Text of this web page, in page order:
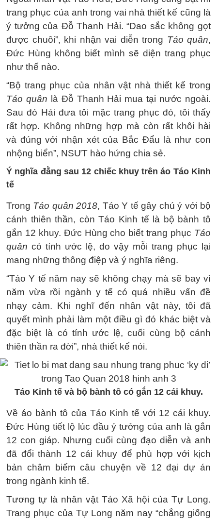
trang phục của anh trong vai nhà thiết kế cũng là
ý tưởng của Đỗ Thanh Hải. “Dao sắc không gọt
được chuôi”, khi nhận vai diễn trong Táo quân,
Đức Hùng không biết mình sẽ diện trang phục
như thế nào.
“Bộ trang phục của nhân vật nhà thiết kế trong
Táo quân là Đỗ Thanh Hải mua tại nước ngoài.
Sau đó Hải đưa tôi mặc trang phục đó, tôi thấy
rất hợp. Không những hợp mà còn rất khôi hài
và đúng với nhận xét của Bắc Đẩu là như con
nhộng biển”, NSƯT hào hứng chia sẻ.
Ý nghĩa đằng sau 12 chiếc khuy trên áo Táo Kinh
tế
Trong Táo quân 2018, Táo Y tế gây chú ý với bộ
cánh thiên thần, còn Táo Kinh tế là bộ bành tô
gắn 12 khuy. Đức Hùng cho biết trang phục Táo
quân có tính ước lệ, do vậy mỗi trang phục lại
mang những thông điệp và ý nghĩa riêng.
“Táo Y tế năm nay sẽ không chạy mà sẽ bay vì
năm vừa rồi ngành y tế có quá nhiều vấn đề
nhạy cảm. Khi nghĩ đến nhân vật này, tôi đã
quyết mình phải làm một điều gì đó khác biệt và
đặc biệt là có tính ước lệ, cuối cùng bộ cánh
thiên thần ra đời”, nhà thiết kế nói.
Táo Kinh tế và bộ bành tô có gắn 12 cái khuy.
Về áo bành tô của Táo Kinh tế với 12 cái khuy.
Đức Hùng tiết lộ lúc đầu ý tưởng của anh là gắn
12 con giáp. Nhưng cuối cùng đạo diễn và anh
đã đổi thành 12 cái khuy để phù hợp với kịch
bản châm biếm câu chuyện về 12 đại dự án
trong ngành kinh tế.
Tương tự là nhân vật Táo Xã hội của Tự Long.
Trang phục của Tự Long năm nay “chẳng giống